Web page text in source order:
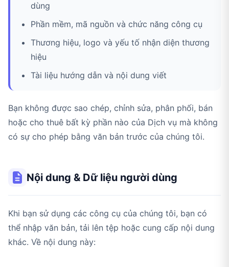
dùng
Phần mềm, mã nguồn và chức năng công cụ
Thương hiệu, logo và yếu tố nhận diện thương
hiệu
Tài liệu hướng dẫn và nội dung viết
Bạn không được sao chép, chỉnh sửa, phân phối, bán
hoặc cho thuê bất kỳ phần nào của Dịch vụ mà không
có sự cho phép bằng văn bản trước của chúng tôi.
Nội dung & Dữ liệu người dùng
Khi bạn sử dụng các công cụ của chúng tôi, bạn có
thể nhập văn bản, tải lên tệp hoặc cung cấp nội dung
khác. Về nội dung này: